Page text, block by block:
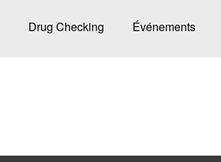
Drug Checking Événements